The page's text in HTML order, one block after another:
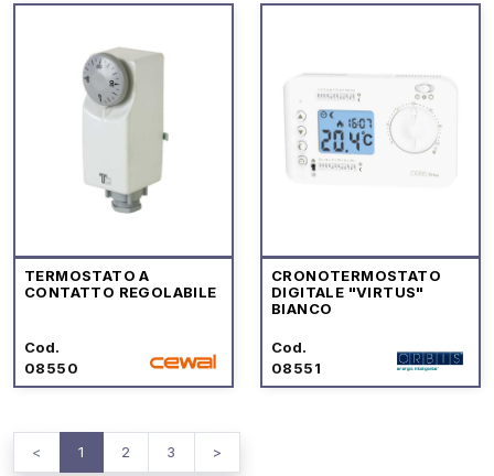
TERMOSTATO A
CONTATTO REGOLABILE
Cod.
08550
CRONOTERMOSTATO
DIGITALE "VIRTUS"
BIANCO
Cod.
08551
< 1 2 3 >